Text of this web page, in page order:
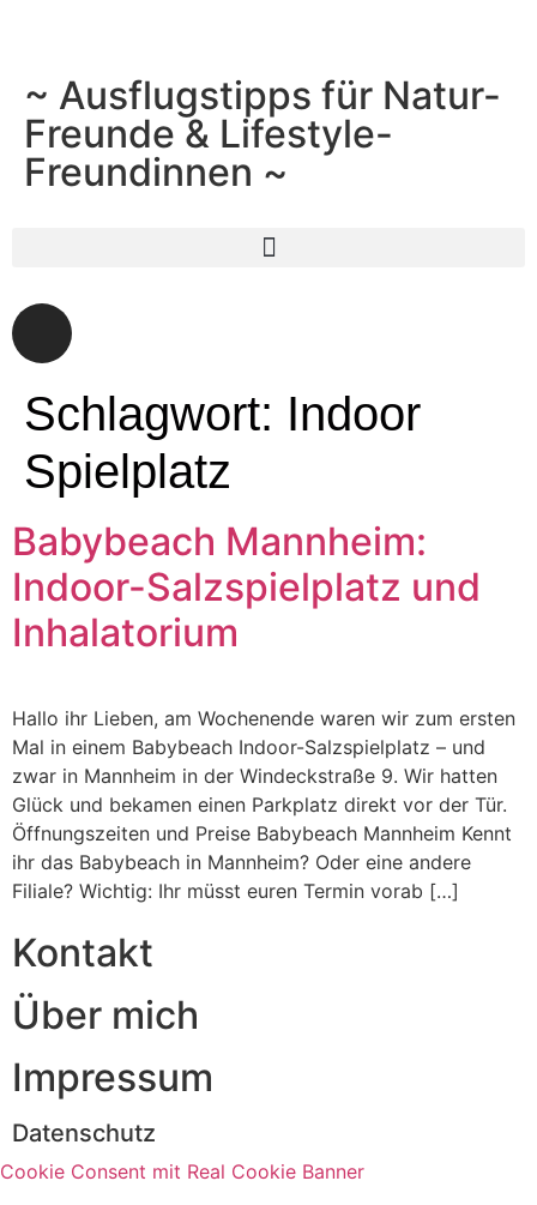
~ Ausflugstipps für Natur-
Freunde & Lifestyle-
Freundinnen ~
Schlagwort: Indoor
Spielplatz
Babybeach Mannheim:
Indoor-Salzspielplatz und
Inhalatorium
Hallo ihr Lieben, am Wochenende waren wir zum ersten
Mal in einem Babybeach Indoor-Salzspielplatz – und
zwar in Mannheim in der Windeckstraße 9. Wir hatten
Glück und bekamen einen Parkplatz direkt vor der Tür.
Öffnungszeiten und Preise Babybeach Mannheim Kennt
ihr das Babybeach in Mannheim? Oder eine andere
Filiale? Wichtig: Ihr müsst euren Termin vorab […]
Kontakt
Über mich
Impressum
Datenschutz
Cookie Consent mit Real Cookie Banner